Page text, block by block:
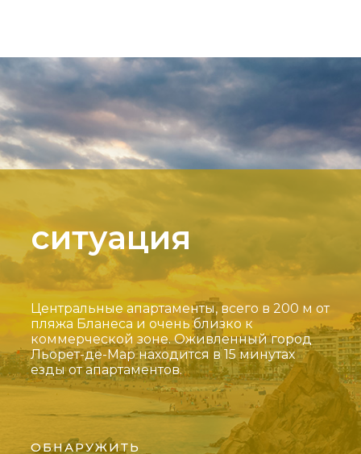
ситуация
Центральные апартаменты, всего в 200 м от
пляжа Бланеса и очень близко к
коммерческой зоне. Оживленный город
Льорет-де-Мар находится в 15 минутах
езды от апартаментов.
ОБНАРУЖИТЬ